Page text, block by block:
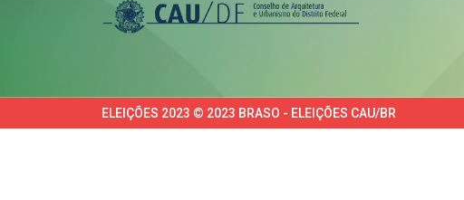
ELEIÇÕES 2023 © 2023 BRASO - ELEIÇÕES CAU/BR